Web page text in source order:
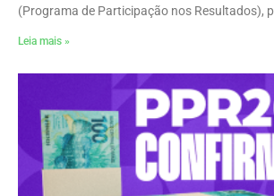
(Programa de Participação nos Resultados),
Leia mais »